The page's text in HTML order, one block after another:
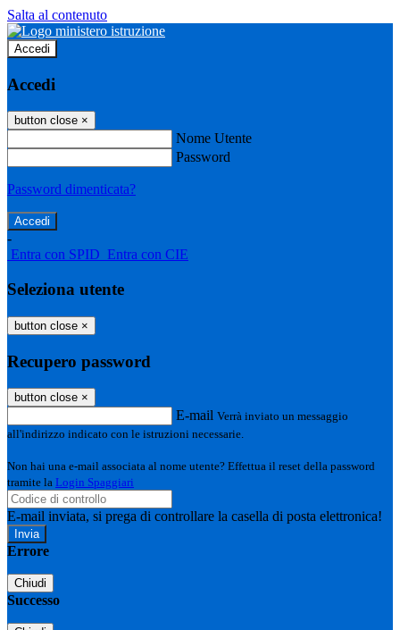
Salta al contenuto
Accedi
Accedi
button close ×
Nome Utente
Password
Password dimenticata?
-
Entra con SPID Entra con CIE
Seleziona utente
button close ×
Recupero password
button close ×
E-mail Verrà inviato un messaggio
all'indirizzo indicato con le istruzioni necessarie.
Non hai una e-mail associata al nome utente? Effettua il reset della password
tramite la Login Spaggiari
E-mail inviata, si prega di controllare la casella di posta elettronica!
Errore
Chiudi
Successo